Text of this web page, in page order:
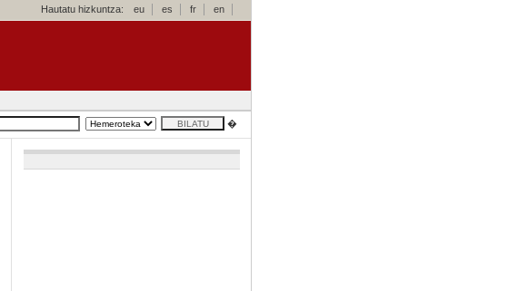
Hautatu hizkuntza: eu es fr en
�